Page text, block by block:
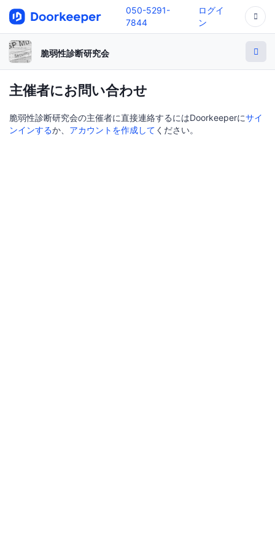
050-5291-
7844
ログイ
ン
脆弱性診断研究会
主催者にお問い合わせ
脆弱性診断研究会の主催者に直接連絡するにはDoorkeeperにサイ
ンインするか、 アカウントを作成して ください。